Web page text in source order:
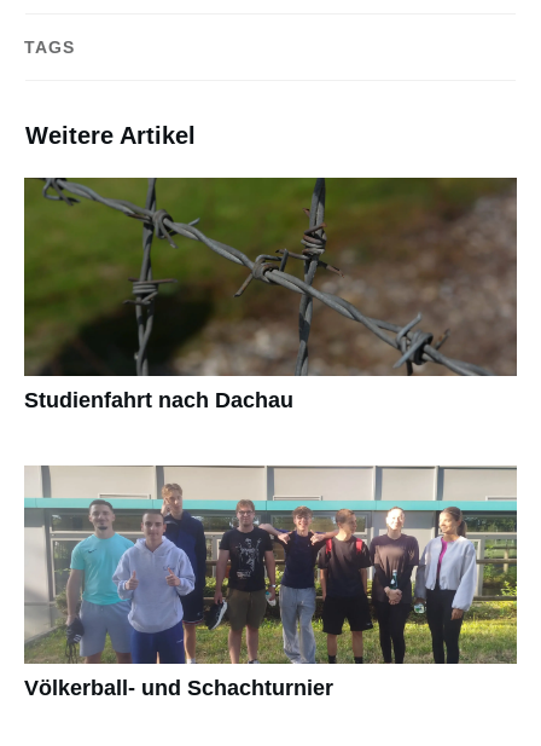
TAGS
Weitere Artikel
Studienfahrt nach Dachau
Völkerball- und Schachturnier